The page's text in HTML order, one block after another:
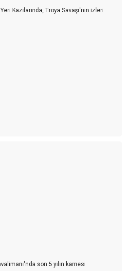
Kazılarında, Troya Savaşı'nın izleri
son 5 yılın karnesi